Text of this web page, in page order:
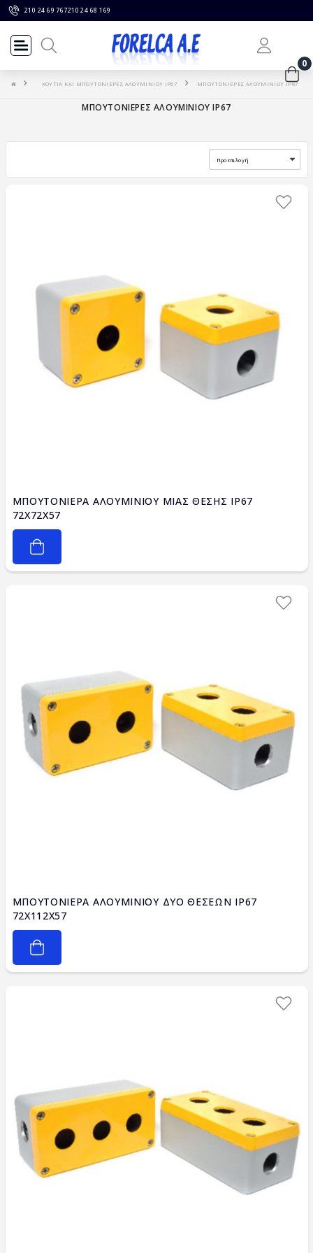
210 24 69 767210 24 68 169
0
ΚΟΥΤΙΑ KAI ΜΠΟΥΤΟΝΙΕΡΕΣ ΑΛΟΥΜΙΝΙΟΥ IP67 ΜΠΟΥΤΟΝΙΕΡΕΣ ΑΛΟΥΜΙΝΙΟΥ IP67
ΜΠΟΥΤΟΝΙΕΡΕΣ ΑΛΟΥΜΙΝΙΟΥ IP67
ΜΠΟΥΤΟΝΙΕΡΑ ΑΛΟΥΜΙΝΙΟΥ ΜΙΑΣ ΘΕΣΗΣ IP67
72X72X57
ΜΠΟΥΤΟΝΙΕΡΑ ΑΛΟΥΜΙΝΙΟΥ ΔΥΟ ΘΕΣΕΩΝ IP67
72X112X57